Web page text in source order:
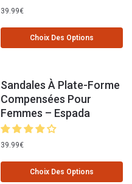
39.99€
Choix Des Options
Sandales À Plate-Forme
Compensées Pour
Femmes – Espada
39.99€
Choix Des Options